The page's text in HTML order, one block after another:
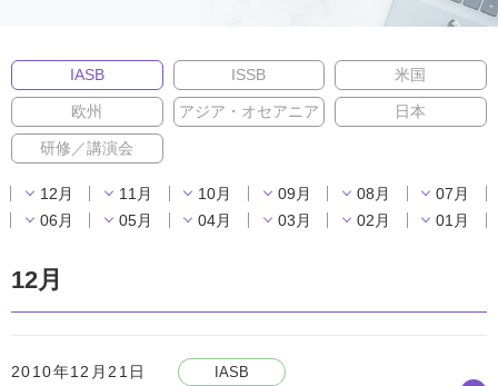
IASB ISSB 米国
欧州 アジア・オセアニア 日本
研修／講演会
12月 11月 10月 09月 08月
07月
06月
05月 04月 03月 02月 01月
12月
2010年12月21日 IASB